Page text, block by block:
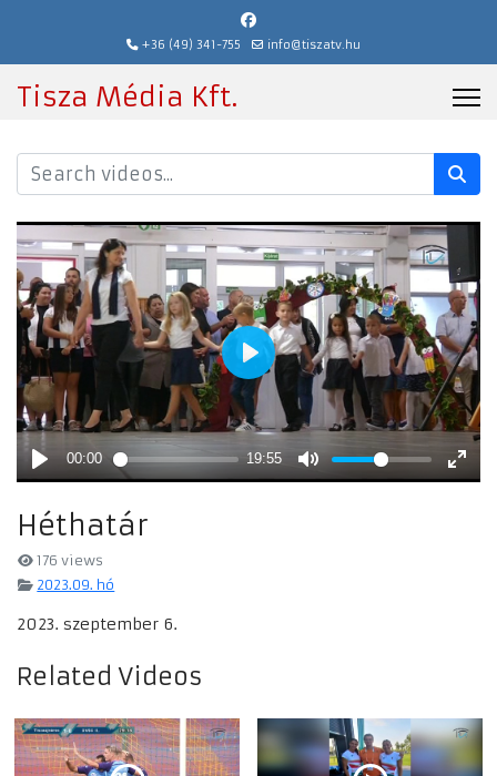
+36 (49) 341-755 info@tiszatv.hu
Tisza Média Kft.
Héthatár
176 views
2023.09. hó
2023. szeptember 6.
Related Videos